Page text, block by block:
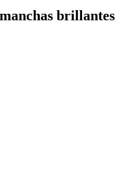
brillantes